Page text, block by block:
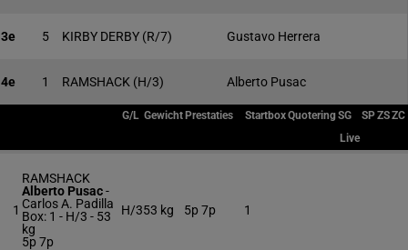
3e 5 KIRBY DERBY (R/7) Gustavo Herrera
4e 1 RAMSHACK (H/3) Alberto Pusac
G/L Gewicht Prestaties StartboxQuoteringSG SPZSZC
Live
1
RAMSHACK
Alberto Pusac-
Carlos A. Padilla
Box: 1 - H/3 - 53
kg
5p 7p
H/353 kg 5p 7p 1